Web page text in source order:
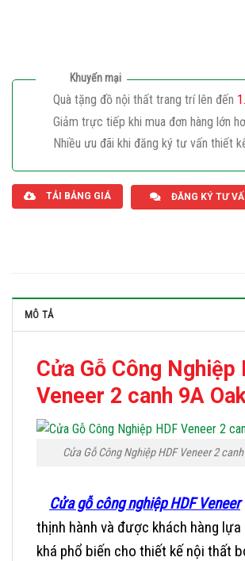
Khuyến mại
Quà tặng đồ nội thất trang trí lên đến
Giảm trực tiếp khi mua đơn hàng lớn
Nhiều ưu đãi khi đăng ký tư vấn thiết
TẢI BẢNG GIÁ ĐĂNG KÝ TƯ
MÔ TẢ
Cửa Gỗ Công Nghiệp
Veneer 2 canh 9A
Cửa Gỗ Công Nghiệp HDF Veneer 2
Cửa gỗ công nghiệp HDF Veneer
thịnh hành và được khách hàng
khá phổ biến cho thiết kế nội thất